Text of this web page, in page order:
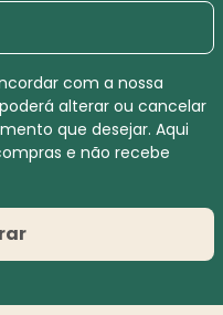
com a nossa
alterar ou cancelar
que desejar. Aqui
e não recebe